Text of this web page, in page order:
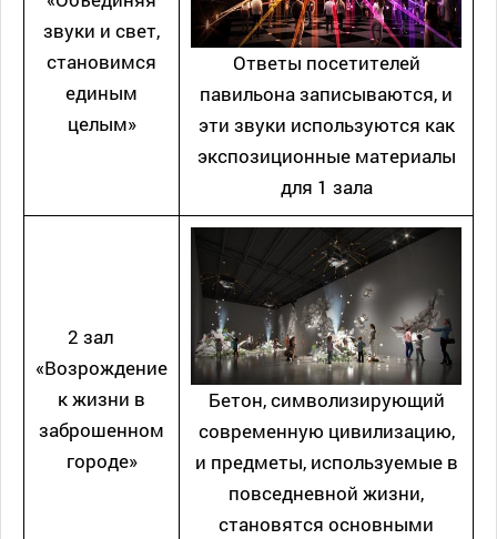
звуки и свет,
становимся
единым
целым»
Ответы посетителей
павильона записываются, и
эти звуки используются как
экспозиционные материалы
для 1 зала
2 зал
«Возрождение
к жизни в
заброшенном
городе»
Бетон, символизирующий
современную цивилизацию,
и предметы, используемые в
повседневной жизни,
становятся основными